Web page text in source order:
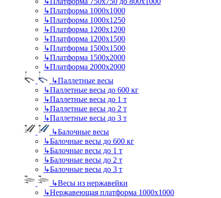
↳Платформа 1000х1000
↳Платформа 1000х1250
↳Платформа 1200х1200
↳Платформа 1200х1500
↳Платформа 1500х1500
↳Платформа 1500х2000
↳Платформа 2000х2000
↳Паллетные весы
↳Паллетные весы до 600 кг
↳Паллетные весы до 1 т
↳Паллетные весы до 2 т
↳Паллетные весы до 3 т
↳Балочные весы
↳Балочные весы до 600 кг
↳Балочные весы до 1 т
↳Балочные весы до 2 т
↳Балочные весы до 3 т
↳Весы из нержавейки
↳Нержавеющая платформа 1000х1000